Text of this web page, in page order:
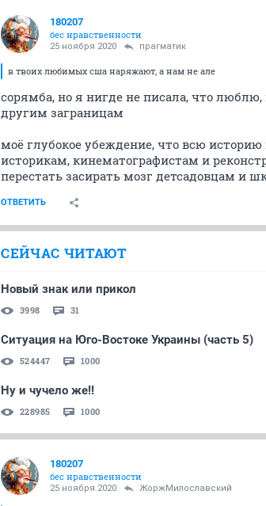
180207
бес нравственности
25 ноября 2020 прагматик
в твоих любимых сша наряжают, а нам не але
сорямба, но я нигде не писала, что
другим заграницам
моё глубокое убеждение, что всю
историкам, кинематографистам и
перестать засирать мозг детсадовцам и
ОТВЕТИТЬ
СЕЙЧАС ЧИТАЮТ
Новый знак или прикол
3998 31
Ситуация на Юго-Востоке Украины (часть 5)
524447 1000
Ну и чучело же!!
228985 1000
180207
бес нравственности
25 ноября 2020 ЖоржМилославский